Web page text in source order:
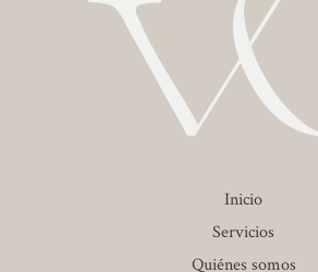
Inicio
Servicios
Quiénes somos